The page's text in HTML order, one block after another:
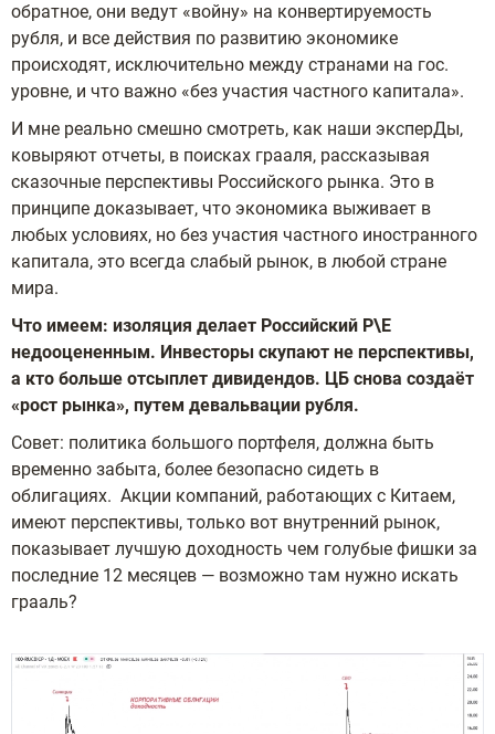
обратное, они ведут «войну» на конвертируемость
рубля, и все действия по развитию экономике
происходят, исключительно между странами на гос.
уровне, и что важно «без участия частного капитала».
И мне реально смешно смотреть, как наши эксперДы,
ковыряют отчеты, в поисках грааля, рассказывая
сказочные перспективы Российского рынка. Это в
принципе доказывает, что экономика выживает в
любых условиях, но без участия частного иностранного
капитала, это всегда слабый рынок, в любой стране
мира.
Что имеем: изоляция делает Российский P\E
недооцененным. Инвесторы скупают не перспективы,
а кто больше отсыплет дивидендов. ЦБ снова создаёт
«рост рынка», путем девальвации рубля.
Совет: политика большого портфеля, должна быть
временно забыта, более безопасно сидеть в
облигациях. Акции компаний, работающих с Китаем,
имеют перспективы, только вот внутренний рынок,
показывает лучшую доходность чем голубые фишки за
последние 12 месяцев — возможно там нужно искать
грааль?